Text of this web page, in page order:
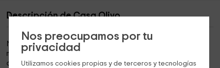
Nos preocupamos por tu
privacidad
Utilizamos cookies propias y de terceros y tecnologías
Descripción de Casa Olivo
Nuestro alojamiento es una casa rural ubicada en el
municipio salmantino de
capacidad para8 personas,aunque se puede ampliar a